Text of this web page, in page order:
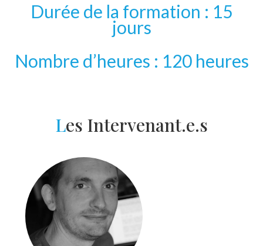
Durée de la formation : 15
jours
Nombre d’heures : 120 heures
Les Intervenant.e.s